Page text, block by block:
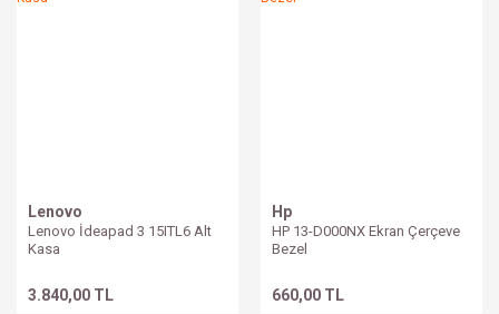
Lenovo
Lenovo İdeapad 3 15ITL6 Alt
Kasa
3.840,00 TL
Hp
HP 13-D000NX Ekran Çerçeve
Bezel
660,00 TL